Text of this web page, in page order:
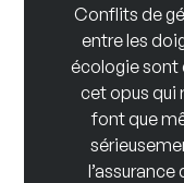
Conflits de
entre les
écologie sont
cet opus qui
font que